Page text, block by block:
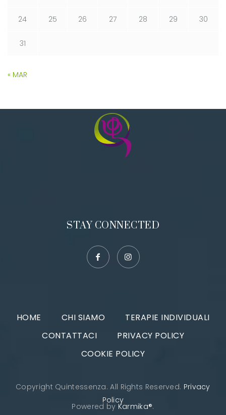
« MAR
24 25 26 27 28 29 30
31
STAY CONNECTED
HOME CHI SIAMO
TERAPIE INDIVIDUALI
CONTATTACI
PRIVACY POLICY
COOKIE POLICY
Copyright Quintessenza. All Rights Reserved. Privacy
Policy
Powered by Karmika®.